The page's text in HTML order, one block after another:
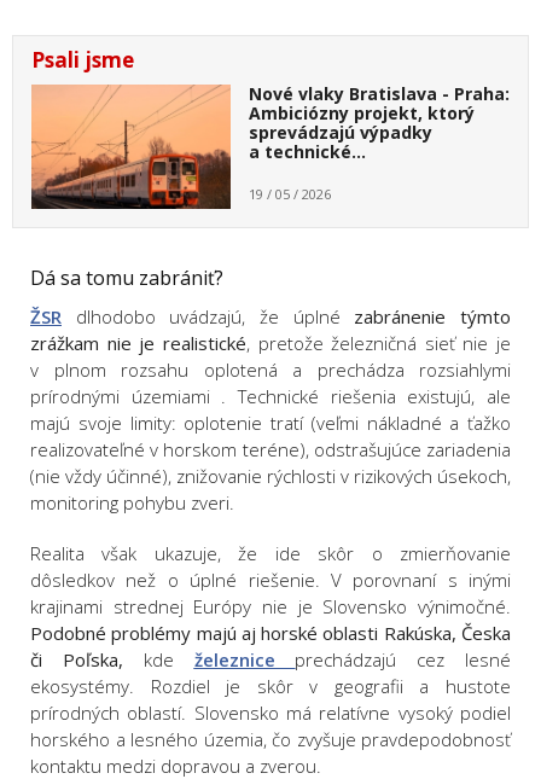
Psali jsme
Nové vlaky Bratislava - Praha:
Ambiciózny projekt, ktorý
sprevádzajú výpadky
a technické…
19 / 05 / 2026
Dá sa tomu zabrániť?
ŽSR dlhodobo uvádzajú, že úplné zabránenie týmto
zrážkam nie je realistické, pretože železničná sieť nie je
v plnom rozsahu oplotená a prechádza rozsiahlymi
prírodnými územiami . Technické riešenia existujú, ale
majú svoje limity: oplotenie tratí (veľmi nákladné a ťažko
realizovateľné v horskom teréne), odstrašujúce zariadenia
(nie vždy účinné), znižovanie rýchlosti v rizikových úsekoch,
monitoring pohybu zveri.
Realita však ukazuje, že ide skôr o zmierňovanie
dôsledkov než o úplné riešenie. V porovnaní s inými
krajinami strednej Európy nie je Slovensko výnimočné.
Podobné problémy majú aj horské oblasti Rakúska, Česka
či Poľska, kde železnice prechádzajú cez lesné
ekosystémy. Rozdiel je skôr v geografii a hustote
prírodných oblastí. Slovensko má relatívne vysoký podiel
horského a lesného územia, čo zvyšuje pravdepodobnosť
kontaktu medzi dopravou a zverou.